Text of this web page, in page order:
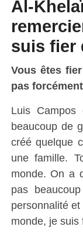
Al-
suis fier
Vous êtes
pas
Luis
beaucoup de
créé quelque
une famille.
monde. On a
pas
personnalité
monde, je suis